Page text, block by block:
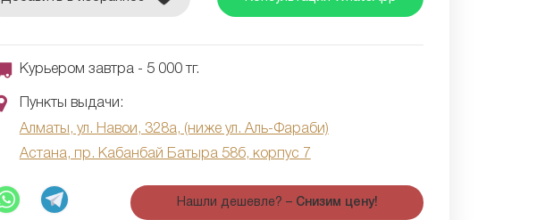
Курьером завтра - 5 000 тг.
Пункты выдачи:
Алматы, ул. Навои, 328а, (ниже ул. Аль-Фараби)
Астана, пр. Кабанбай Батыра 58б, корпус 7
Нашли дешевле? – Снизим цену!